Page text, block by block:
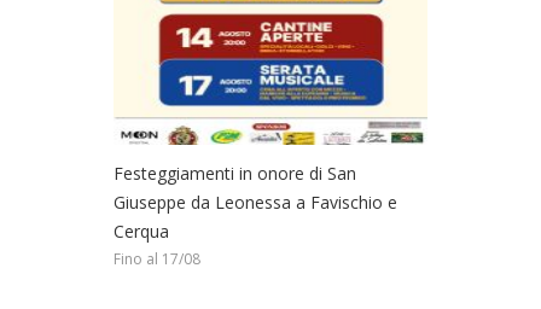
Festeggiamenti in onore di San
Giuseppe da Leonessa a Favischio e
Cerqua
Fino al 17/08